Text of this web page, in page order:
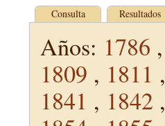
Consulta Resultados
Años: 1786 ,
1809 , 1811 ,
1841 , 1842 ,